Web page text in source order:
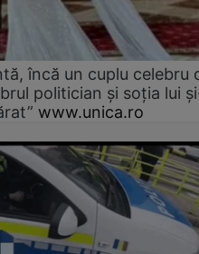
încă un cuplu celebru
politician și soția lui
www.unica.ro